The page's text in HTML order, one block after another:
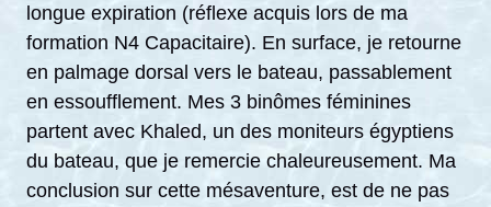
longue expiration (réflexe acquis lors de ma
formation N4 Capacitaire). En surface, je retourne
en palmage dorsal vers le bateau, passablement
en essoufflement. Mes 3 binômes féminines
partent avec Khaled, un des moniteurs égyptiens
du bateau, que je remercie chaleureusement. Ma
conclusion sur cette mésaventure, est de ne pas